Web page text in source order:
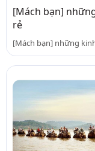
[Mách bạn]
rẻ
[Mách bạn] những